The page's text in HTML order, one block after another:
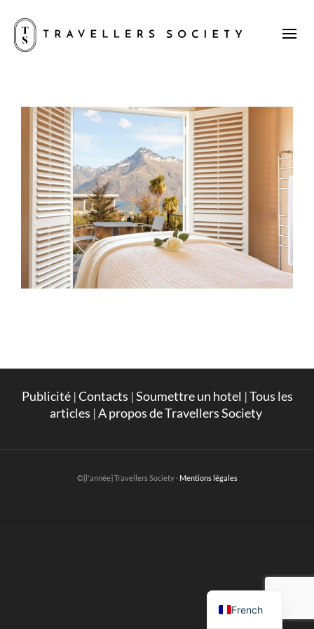
Publicité|Contacts |Soumettre un hotel |Tous les
articles |A propos de Travellers Society
©[l'année] Travellers Society · Mentions légales
French